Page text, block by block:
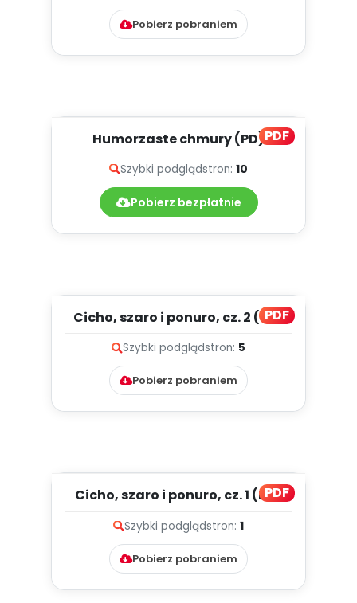
Pobierz pobraniem
PDF
Humorzaste chmury (PD)
Szybki podglądstron: 10
Pobierz bezpłatnie
PDF
Cicho, szaro i ponuro, cz. 2 (PD)
Szybki podglądstron: 5
Pobierz pobraniem
PDF
Cicho, szaro i ponuro, cz. 1 (PD)
Szybki podglądstron: 1
Pobierz pobraniem